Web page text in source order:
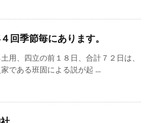
回季節毎にあります。
用、四立の前１８日、合計７２日は、
である班固による説が起 ...